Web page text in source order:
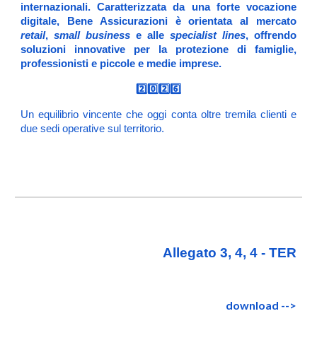
internazionali. Caratterizzata da una forte vocazione
digitale, Bene Assicurazioni è orientata al mercato
retail,small business e alle specialist lines, offrendo
soluzioni innovative per la protezione di famiglie,
professionisti e piccole e medie imprese.
2️⃣0️⃣2️⃣6️⃣
Un equilibrio vincente che oggi conta oltre tremila clienti e
due sedi operative sul territorio.
Allegato 3, 4, 4 - TER
download -->